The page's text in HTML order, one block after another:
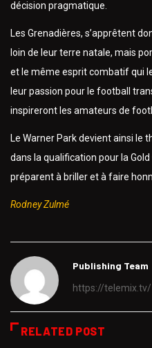
décision pragmatique.
Les Grenadières, s’apprêtent
loin de leur terre natale, mais
et le même esprit combatif qui
leur passion pour le football
inspireront les amateurs de
Le Warner Park devient ainsi le
dans la qualification pour la
préparent à briller et à faire
Rodney Zulmé
Publishing Team
https://telemix.tv/
RELATED POST